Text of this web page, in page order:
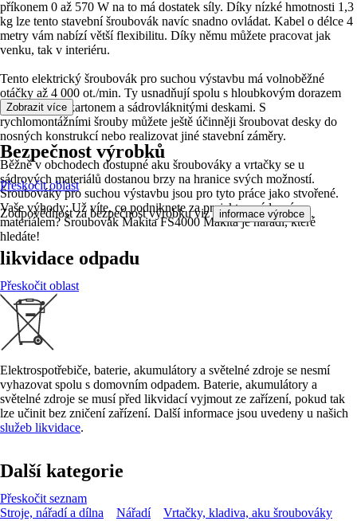
příkonem 0 až 570 W na to má dostatek síly. Díky nízké hmotnosti 1,3
kg lze tento stavební šroubovák navíc snadno ovládat. Kabel o délce 4
metry vám nabízí větší flexibilitu. Díky němu můžete pracovat jak
venku, tak v interiéru.
Tento elektrický šroubovák pro suchou výstavbu má volnoběžné
otáčky až 4 000 ot./min. Ty usnadňují spolu s hloubkovým dorazem
práci se sádrokartonem a sádrovláknitými deskami. S
rychlomontážními šrouby můžete ještě účinněji šroubovat desky do
nosných konstrukcí nebo realizovat jiné stavební záměry.
Běžně v obchodech dostupné aku šroubováky a vrtačky se u
sádrových materiálů dostanou brzy na hranice svých možností.
Šroubováky pro suchou výstavbu jsou pro tyto práce jako stvořené.
Vaše výhody: Už víte, co podniknete za projekt se sádrovým
materiálem? Šroubovák Makita FS4000 Makita je nářadí, které
hledáte!
Zobrazit více
Bezpečnost výrobků
Přeskočit oblast
Zodpovědnost za bezpečnost výrobku viz informace výrobce .
likvidace odpadu
Přeskočit oblast
Elektrospotřebiče, baterie, akumulátory a světelné zdroje se nesmí
vyhazovat spolu s domovním odpadem. Baterie, akumulátory a
světelné zdroje se musí před likvidací vyjmout ze zařízení, pokud tak
lze učinit bez zničení zařízení. Další informace jsou uvedeny u našich
služeb likvidace.
Další kategorie
Přeskočit seznam
Stroje, nářadí a dílna
Nářadí
Vrtačky, kladiva, aku šroubováky